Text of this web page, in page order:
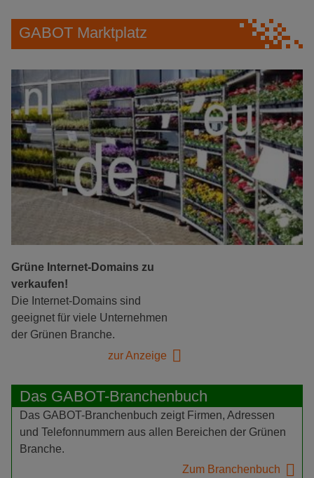
GABOT Marktplatz
Grüne Internet-Domains zu
verkaufen!
Die Internet-Domains sind
geeignet für viele Unternehmen
der Grünen Branche.
zur Anzeige
Das GABOT-Branchenbuch
Das GABOT-Branchenbuch zeigt Firmen, Adressen
und Telefonnummern aus allen Bereichen der Grünen
Branche.
Zum Branchenbuch